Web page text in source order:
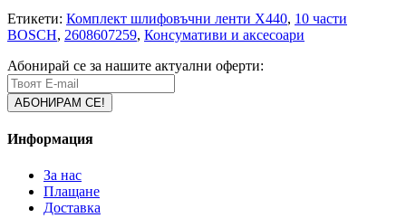
Етикети: Комплект шлифовъчни ленти X440, 10 части
BOSCH, 2608607259, Консумативи и аксесоари
Абонирай се за нашите актуални оферти:
Информация
За нас
Плащане
Доставка